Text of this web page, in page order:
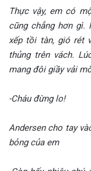
Thực vậy, em có
cũng chẳng hơn gì.
xếp tồi tàn, gió rét
thủng trên vách.
mang đôi giầy vải
-Cháu đừng lo!
Andersen cho tay
bỏng của em